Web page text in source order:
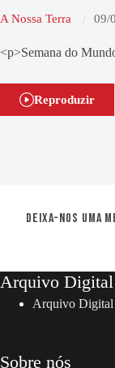
A Nossa Terra 09/
<p>Semana do
Reproduzir
Deixa-nos uma
Arquivo Digital
Arquivo Digital
Sobre nós